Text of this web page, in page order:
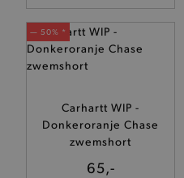
— 50% *
Carhartt WIP -
Donkeroranje Chase
zwemshort
65,-